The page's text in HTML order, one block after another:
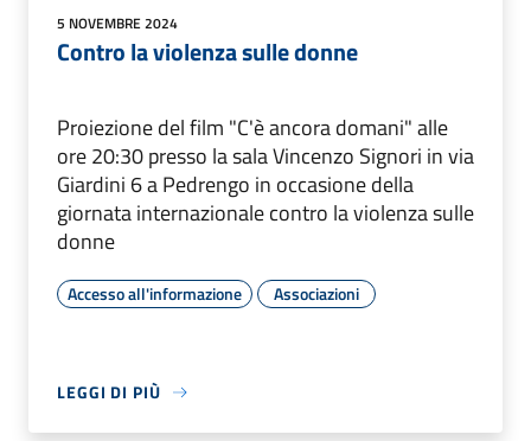
5 NOVEMBRE 2024
Contro la violenza sulle donne
Proiezione del film "C'è ancora domani" alle
ore 20:30 presso la sala Vincenzo Signori in via
Giardini 6 a Pedrengo in occasione della
giornata internazionale contro la violenza sulle
donne
Accesso all'informazione Associazioni
LEGGI DI PIÙ